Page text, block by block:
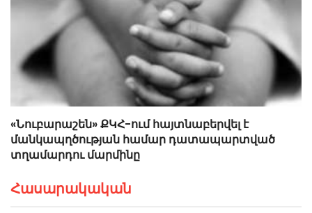
«Նուբարաշեն» ՔԿՀ-ում հայտնաբերվել է
մանկապղծության համար դատապարտված
տղամարդու մարմինը
Հասարակական